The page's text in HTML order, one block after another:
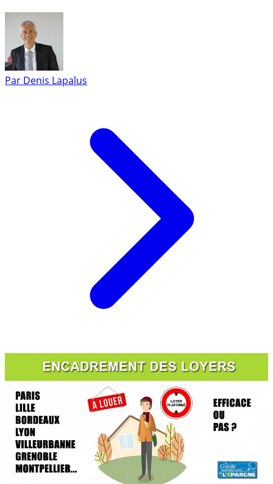
Par Denis Lapalus